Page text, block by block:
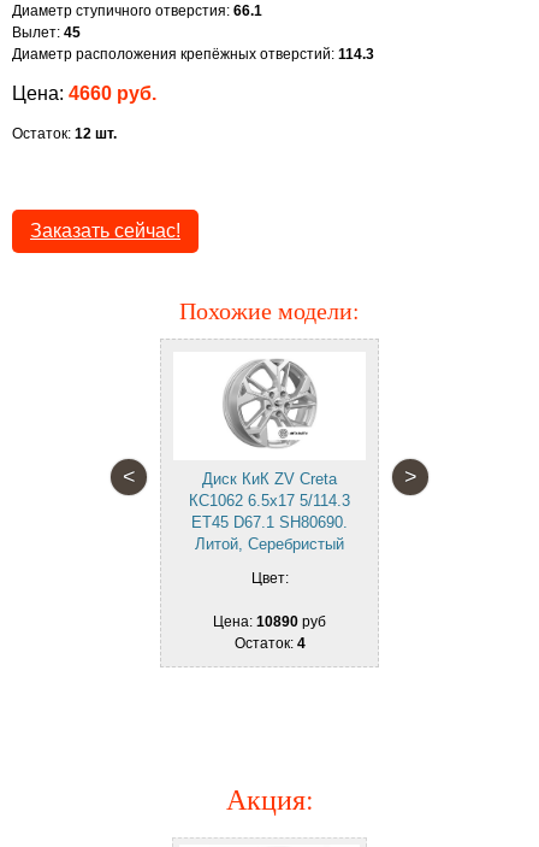
Диаметр ступичного отверстия: 66.1
Вылет: 45
Диаметр расположения крепёжных отверстий: 114.3
Цена: 4660 руб.
Остаток: 12 шт.
Заказать сейчас!
Похожие модели:
Диск КиК ZV Creta
КС1062 6.5x17 5/114.3
ET45 D67.1 SH80690.
Литой, Серебристый
Цвет:
Цена: 10890 руб
Остаток: 4
< >
Акция: